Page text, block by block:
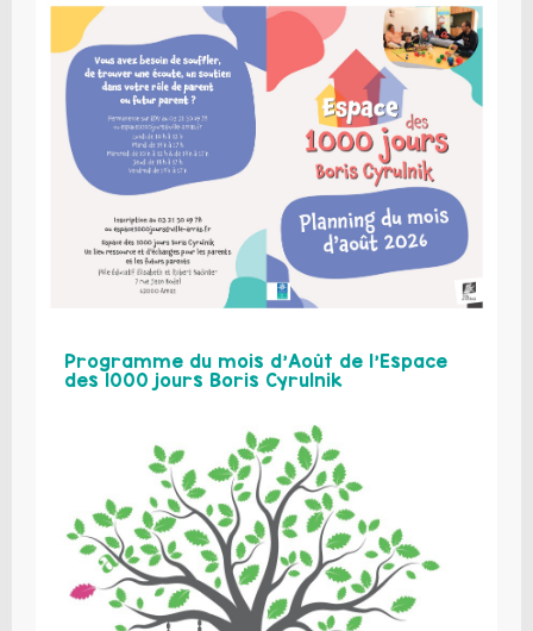
Programme du mois d’Août de l’Espace
des 1000 jours Boris Cyrulnik